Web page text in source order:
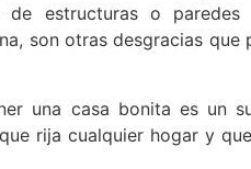
de estructuras o paredes
son otras desgracias que
una casa bonita es un
rija cualquier hogar y